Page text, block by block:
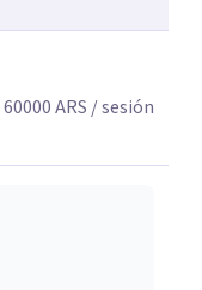
60000ARS / sesión